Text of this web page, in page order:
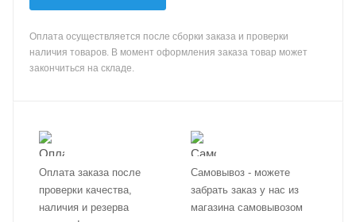
Оплата осуществляется после сборки заказа и проверки
наличия товаров. В момент оформления заказа товар может
закончиться на складе.
Оплата заказа после
проверки качества,
наличия и резерва
Самовывоз - можете
забрать заказ у нас из
магазина самовывозом